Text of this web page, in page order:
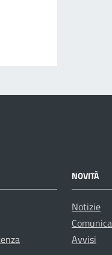
NOVITÀ
Notizie
Avvisi